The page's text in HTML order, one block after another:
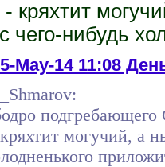
кряхтит
чего-нибудь
May-14 11:08
могучий, а